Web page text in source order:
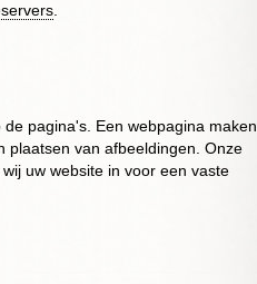
.
pagina's. Een webpagina maken
plaatsen van afbeeldingen. Onze
uw website in voor een vaste